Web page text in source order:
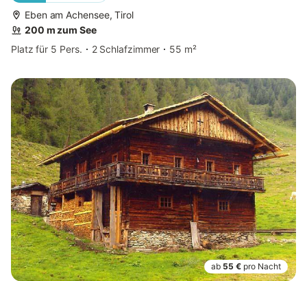
Eben am Achensee, Tirol
200 m zum See
Platz für 5 Pers.
2 Schlafzimmer 55 m²
ab 55 € pro Nacht